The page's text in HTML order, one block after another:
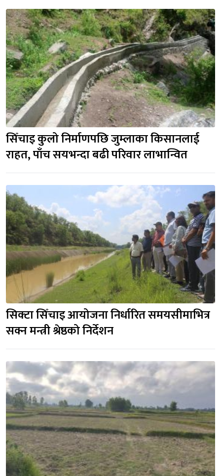
सिँचाइ कुलो निर्माणपछि जुम्लाका किसानलाई
राहत, पाँच सयभन्दा बढी परिवार लाभान्वित
सिक्टा सिँचाइ आयोजना निर्धारित समयसीमाभित्र
सक्न मन्त्री श्रेष्ठको निर्देशन